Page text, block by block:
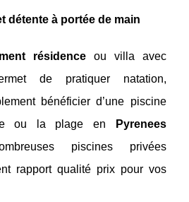
détente à portée de main
résidenceou villa avec
de pratiquer natation,
bénéficier d’une piscine
ou la plage en
Pyrenees
piscines privées
rapport qualité prix pour vos